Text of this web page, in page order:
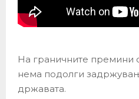
На граничните премини
нема подолги
државата.